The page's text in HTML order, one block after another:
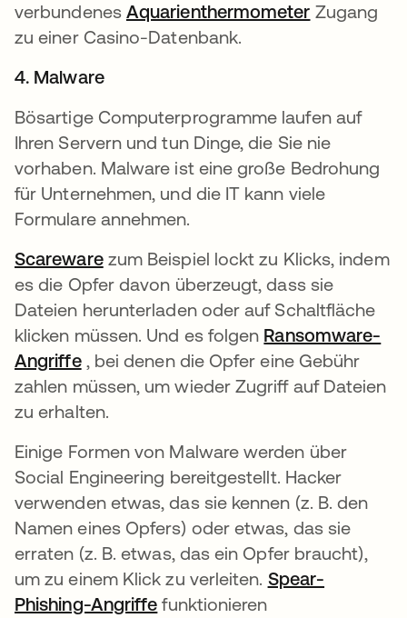
verbundenes Aquarienthermometer wird in
Zugang
zu einer Casino-Datenbank.
4. Malware
Bösartige Computerprogramme laufen auf
Ihren Servern und tun Dinge, die Sie nie
vorhaben. Malware ist eine große Bedrohung
für Unternehmen, und die IT kann viele
Formulare annehmen.
Scarewarezum Beispiel lockt zu Klicks, indem
es die Opfer davon überzeugt, dass sie
Dateien herunterladen oder auf Schaltfläche
klicken müssen. Und es folgen Ransomware-
Angriffe, bei denen die Opfer eine Gebühr
zahlen müssen, um wieder Zugriff auf Dateien
zu erhalten.
Einige Formen von Malware werden über
Social Engineering bereitgestellt. Hacker
verwenden etwas, das sie kennen (z. B. den
Namen eines Opfers) oder etwas, das sie
erraten (z. B. etwas, das ein Opfer braucht),
um zu einem Klick zu verleiten. Spear-
Phishing-Angriffe funktionieren